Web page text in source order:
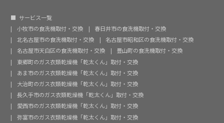
サービス一覧
小牧市の食洗機取付・交換
春日井市の食洗機取付・交換
北名古屋市の食洗機取付・交換
名古屋市昭和区の食洗機取付・交換
名古屋市天白区の食洗機取付・交換
豊山町の食洗機取付・交換
東郷町のガス衣類乾燥機「乾太くん」取付・交換
あま市のガス衣類乾燥機「乾太くん」取付・交換
大治町のガス衣類乾燥機「乾太くん」取付・交換
長久手市のガス衣類乾燥機「乾太くん」取付・交換
愛西市のガス衣類乾燥機「乾太くん」取付・交換
弥富市のガス衣類乾燥機「乾太くん」取付・交換